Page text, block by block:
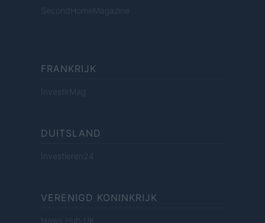
SecondHomeMagazine
FRANKRIJK
InvestirMag
DUITSLAND
Investieren24
VERENIGD KONINKRIJK
News Hub UK